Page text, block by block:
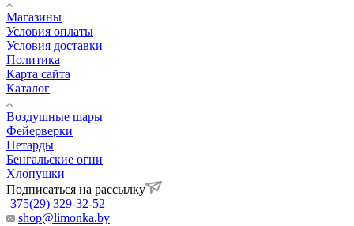
Магазины
Условия оплаты
Условия доставки
Политика
Карта сайта
Каталог
Воздушные шары
Фейерверки
Петарды
Бенгальские огни
Хлопушки
Подписаться на рассылку
375(29) 329-32-52
shop@limonka.by